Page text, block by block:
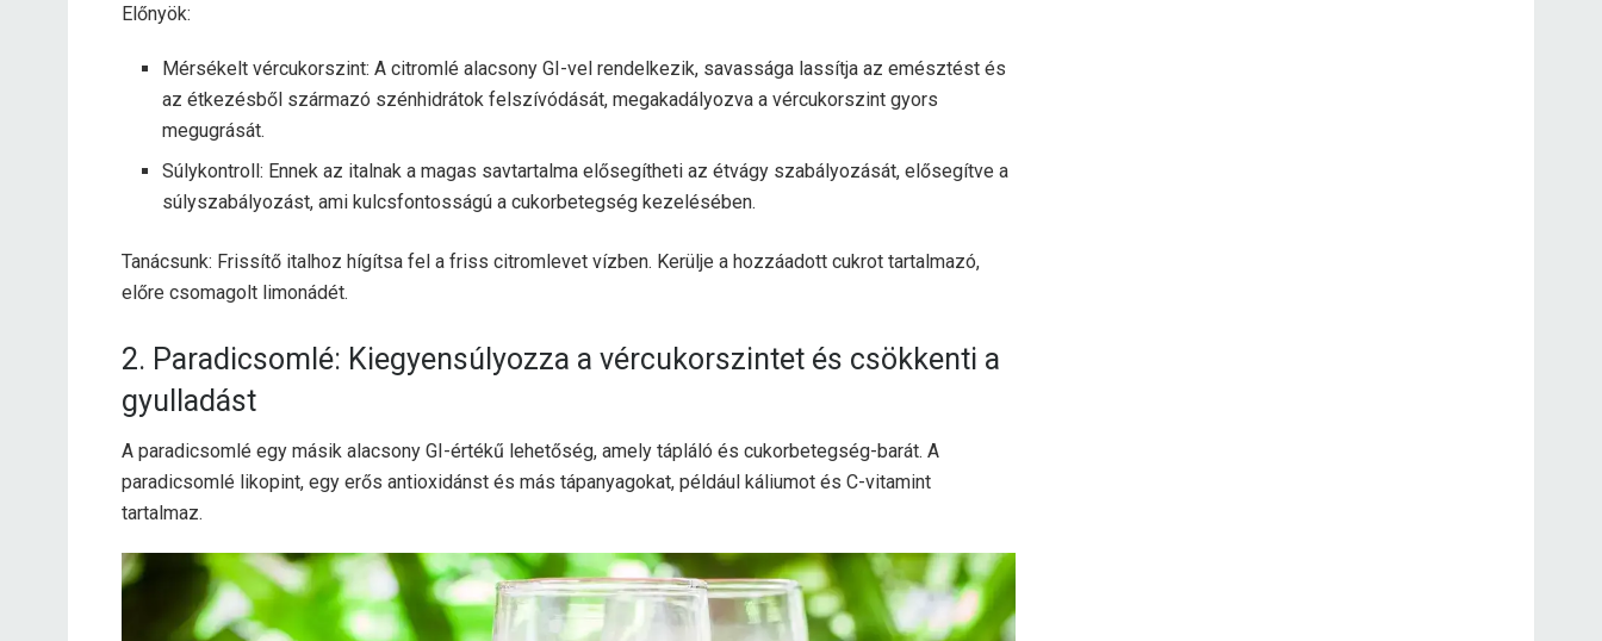
Előnyök:
Mérsékelt vércukorszint: A citromlé alacsony GI-vel rendelkezik, savassága lassítja az emésztést és
az étkezésből származó szénhidrátok felszívódását, megakadályozva a vércukorszint gyors
megugrását.
Súlykontroll: Ennek az italnak a magas savtartalma elősegítheti az étvágy szabályozását, elősegítve a
súlyszabályozást, ami kulcsfontosságú a cukorbetegség kezelésében.
Tanácsunk: Frissítő italhoz hígítsa fel a friss citromlevet vízben. Kerülje a hozzáadott cukrot tartalmazó,
előre csomagolt limonádét.
2. Paradicsomlé: Kiegyensúlyozza a vércukorszintet és csökkenti a
gyulladást
A paradicsomlé egy másik alacsony GI-értékű lehetőség, amely tápláló és cukorbetegség-barát. A
paradicsomlé likopint, egy erős antioxidánst és más tápanyagokat, például káliumot és C-vitamint
tartalmaz.